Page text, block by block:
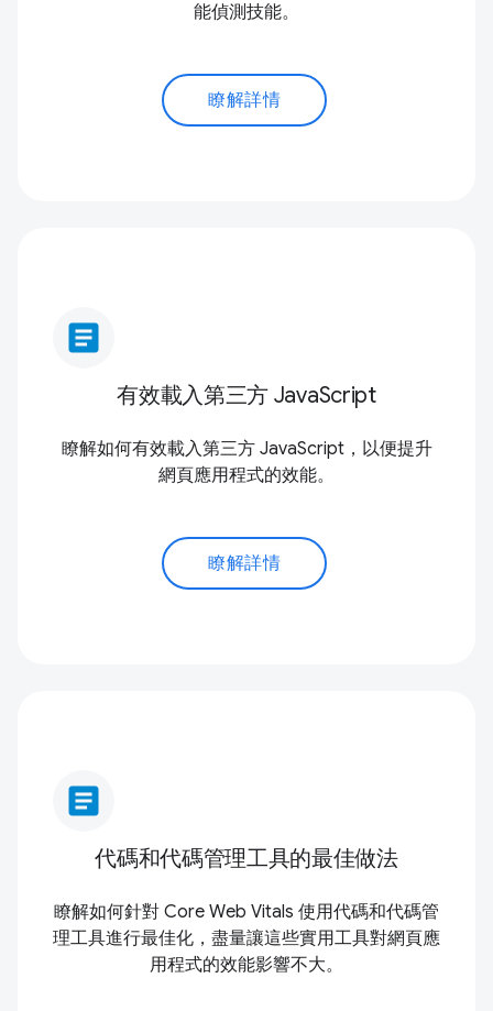
能偵測技能。
瞭解詳情
article
有效載入第三方 JavaScript
瞭解如何有效載入第三方 JavaScript，以便提升
網頁應用程式的效能。
瞭解詳情
article
代碼和代碼管理工具的最佳做法
瞭解如何針對 Core Web Vitals 使用代碼和代碼管
理工具進行最佳化，盡量讓這些實用工具對網頁應
用程式的效能影響不大。